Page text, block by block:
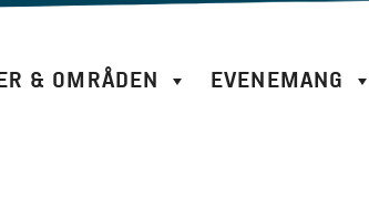
& OMRÅDEN EVENEMANG